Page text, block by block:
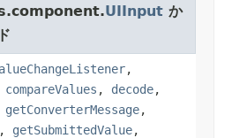
UIInput か
,
compareValues , decode,
getConverterMessage,
, getSubmittedValue,